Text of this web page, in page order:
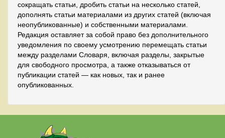
сокращать статьи, дробить статьи на несколько статей,
дополнять статьи материалами из других статей (включая
неопубликованные) и собственными материалами.
Редакция оставляет за собой право без дополнительного
уведомления по своему усмотрению перемещать статьи
между разделами Словаря, включая разделы, закрытые
для свободного просмотра, а также отказываться от
публикации статей — как новых, так и ранее
опубликованных.